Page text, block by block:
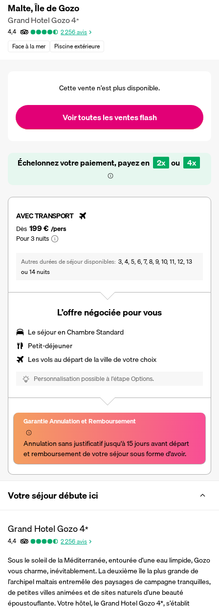
Malte, Île de Gozo
Grand Hotel Gozo4*
4,4 2 256avis
Face à la mer
Piscine extérieure
Cette vente n’est plus disponible.
Voir toutes les ventes flash
Échelonnez votre paiement, payez en 2x ou 4x
AVEC TRANSPORT
Dès 199 € /pers
Pour 3 nuits
Autres durées de séjour disponibles 3, 4, 5, 6, 7, 8, 9, 10, 11, 12, 13
ou 14 nuits
L’offre négociée pour vous
Le séjour en Chambre Standard
Petit-déjeuner
Les vols au départ de la ville de votre choix
Personnalisation possible à l’étape Options.
Garantie Annulation et Remboursement
Annulation sans justificatif jusqu'à 15 jours avant départ
et remboursement de votre séjour sous forme d'avoir.
Votre séjour débute ici
Grand Hotel Gozo4*
4,4 2 256avis
Sous le soleil de la Méditerranée, entourée d’une eau limpide, Gozo
vous charme, inévitablement. La deuxième île la plus grande de
l’archipel maltais entremêle des paysages de campagne tranquilles,
de petites villes animées et de sites naturels d’une beauté
époustouflante. Votre hôtel, le Grand Hotel Gozo 4*, s’établit